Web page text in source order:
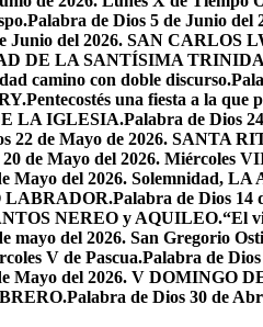
Palabra de Dios 5 de Junio
Junio del 2026. SAN CARLOS
DE LA SANTÍSIMA
camino con doble discurso.
Pentecostés una fiesta a la que
LA IGLESIA.Palabra de Dios
22 de Mayo de 2026. SANTA
de Mayo del 2026. Miércoles
Mayo del 2026. Solemnidad,
LABRADOR.Palabra de Dios 14
NEREO y AQUILEO.“El
mayo del 2026. San Gregorio
V de Pascua.Palabra de
Mayo del 2026. V DOMINGO
Palabra de Dios 30 de